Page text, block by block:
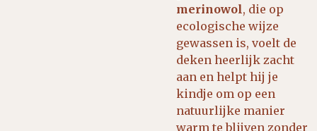
merinowol, die op
ecologische wijze
gewassen is, voelt de
deken heerlijk zacht
aan en helpt hij je
kindje om op een
natuurlijke manier
warm te blijven zonder